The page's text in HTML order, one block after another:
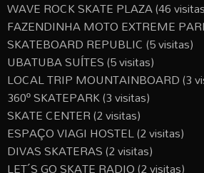
WAVE ROCK SKATE PLAZA(46
FAZENDINHA MOTO EXTREME
SKATEBOARD REPUBLIC(5 visitas)
UBATUBA SUÍTES(5 visitas)
LOCAL TRIP MOUNTAINBOARD(3
360º SKATEPARK(3 visitas)
SKATE CENTER(2 visitas)
ESPAÇO VIAGI HOSTEL(2 visitas)
DIVAS SKATERAS(2 visitas)